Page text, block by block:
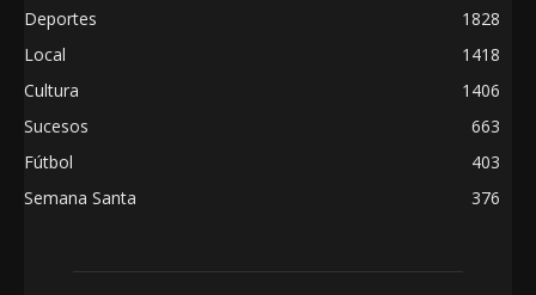
Deportes
1828
Local
1418
Cultura
1406
Sucesos
663
Fútbol
403
Semana Santa
376